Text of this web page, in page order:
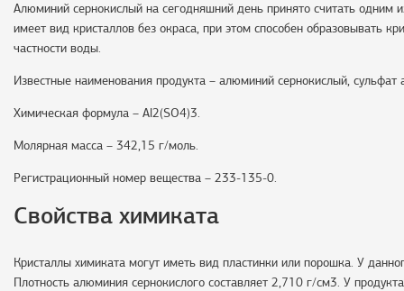
Алюминий сернокислый на сегодняшний день принято считать одним
имеет вид кристаллов без окраса, при этом способен образовывать
частности воды.
Известные наименования продукта – алюминий сернокислый, сульфат
Химическая формула – Al2(SO4)3.
Молярная масса – 342,15 г/моль.
Регистрационный номер вещества – 233-135-0.
Свойства химиката
Кристаллы химиката могут иметь вид пластинки или порошка. У
Плотность алюминия сернокислого составляет 2,710 г/см3. У